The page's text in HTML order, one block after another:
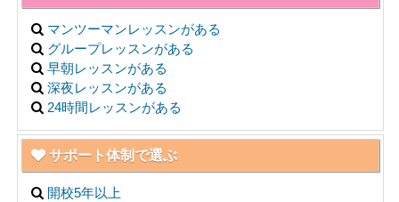
マンツーマンレッスンがある
グループレッスンがある
早朝レッスンがある
深夜レッスンがある
24時間レッスンがある
サポート体制で選ぶ
開校5年以上